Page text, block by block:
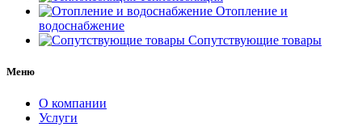
Отопление и
водоснабжение
Сопутствующие товары
Меню
О компании
Услуги